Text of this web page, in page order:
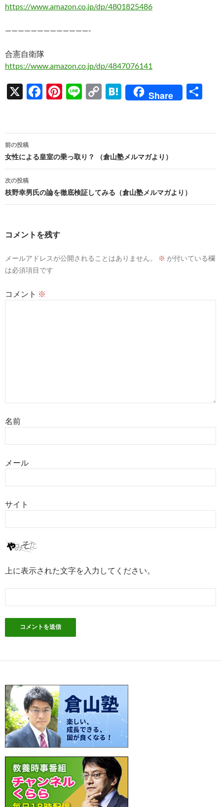
https://www.amazon.co.jp/dp/4801825486
—————————————-
合憲自衛隊
https://www.amazon.co.jp/dp/4847076141
X
F
b
o
o
k
Pi
es
t
Li
C
y
Li
n
k
H
n
a
Share
投
稿
ナ
ビ
ゲ
ョ
前の投稿
女性による皇室の乗っ取り？ （倉山塾メルマガより）
次の投稿
枝野幸男氏の論を徹底検証してみる（倉山塾メルマガより）
コメントを残す
メールアドレスが公開されることはありません。 ※ が付いている欄
は必須項目です
コメント ※
名前
メール
サイト
上に表示された文字を入力してください。